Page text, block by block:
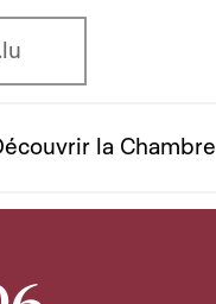
la Chambre